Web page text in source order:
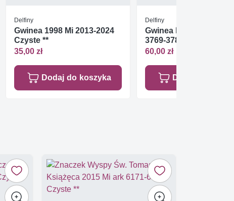
Delfiny
Gwinea 1998 Mi 2013-2024
Czyste **
35,00 zł
Dodaj do koszyka
Delfiny
Gwinea Bissau 2008 Mi
3769-3780 Czyste **
60,00 zł
Dodaj do